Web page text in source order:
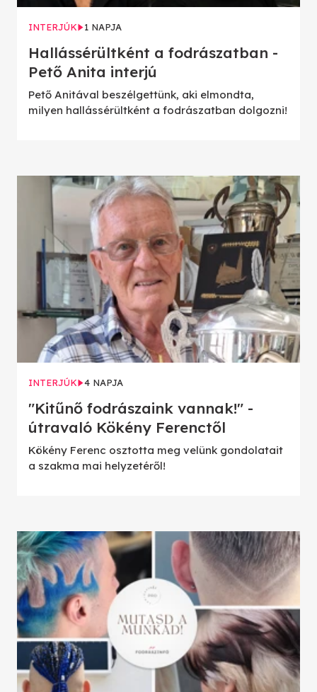
INTERJÚK 1 NAPJA
Hallássérültként a fodrászatban -
Pető Anita interjú
Pető Anitával beszélgettünk, aki elmondta,
milyen hallássérültként a fodrászatban dolgozni!
INTERJÚK 4 NAPJA
"Kitűnő fodrászaink vannak!" -
útravaló Kökény Ferenctől
Kökény Ferenc osztotta meg velünk gondolatait
a szakma mai helyzetéről!